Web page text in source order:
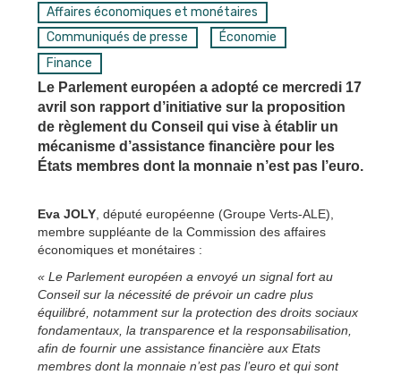
Affaires économiques et monétaires
Communiqués de presse
Économie
Finance
Le Parlement européen a adopté ce mercredi 17
avril son rapport d’initiative sur la proposition
de règlement du Conseil qui vise à établir un
mécanisme d’assistance financière pour les
États membres dont la monnaie n’est pas l’euro.
Eva JOLY , député européenne (Groupe Verts-ALE),
membre suppléante de la Commission des affaires
économiques et monétaires :
« Le Parlement européen a envoyé un signal fort au
Conseil sur la nécessité de prévoir un cadre plus
équilibré, notamment sur la protection des droits sociaux
fondamentaux, la transparence et la responsabilisation,
afin de fournir une assistance financière aux Etats
membres dont la monnaie n’est pas l’euro et qui sont